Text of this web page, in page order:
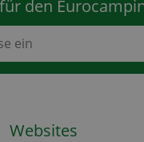
den
Websites